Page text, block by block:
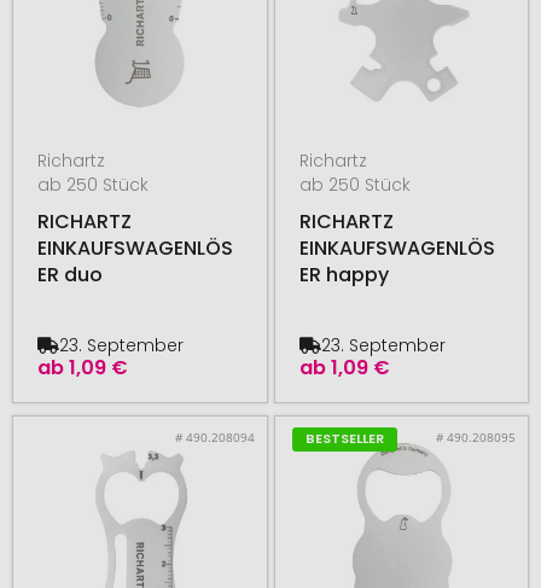
Richartz
ab 250 Stück
RICHARTZ
EINKAUFSWAGENLÖS
ER duo
ab1,09 €
23. September
Richartz
ab 250 Stück
RICHARTZ
EINKAUFSWAGENLÖS
ER happy
ab1,09 €
23. September
# 490.208094 BESTSELLER # 490.208095